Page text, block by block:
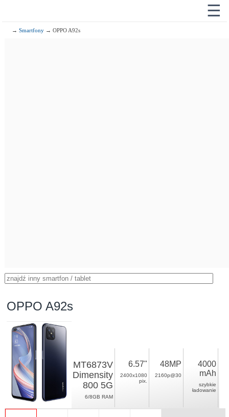
☰
→Smartfony → OPPO A92s
OPPO A92s
MT6873V
Dimensity
800 5G
6/8GB RAM
6.57"
2400x1080
pix.
48MP
2160p@30
4000
mAh
szybkie
ładowanie